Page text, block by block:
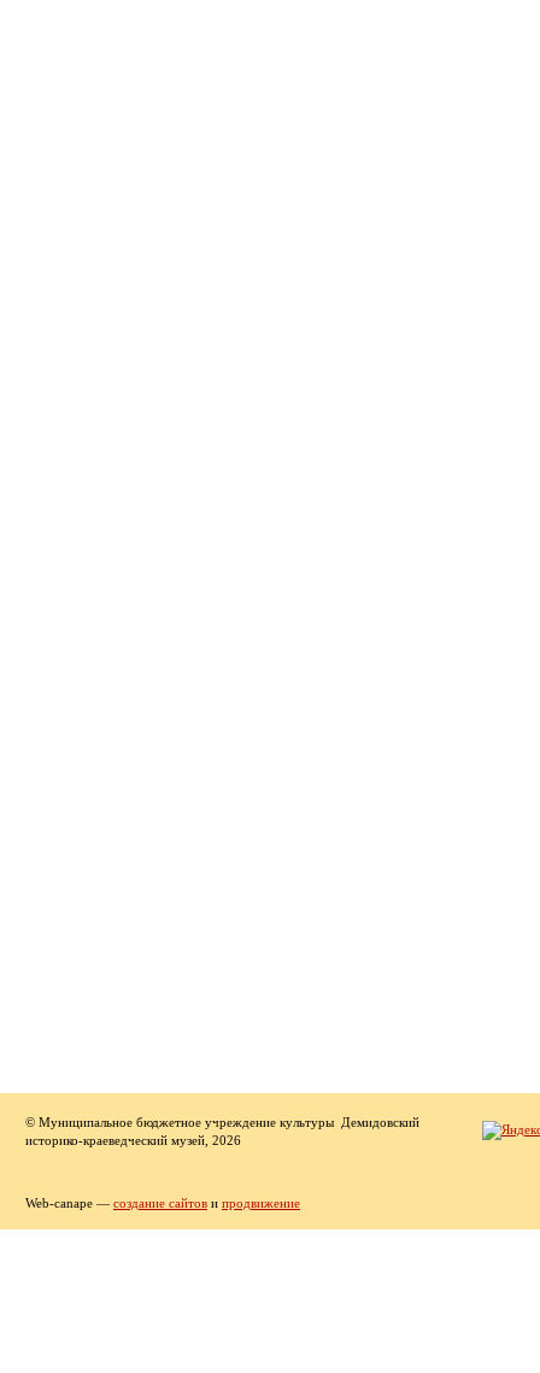
© Муниципальное бюджетное учреждение культуры Демидовский
историко-краеведческий музей, 2026
Web-canape — создание сайтов и продвижение